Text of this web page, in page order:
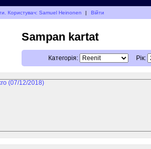
Користувач: Samuel Heinonen | Війти
Sampan kartat
Категорія: Рік: